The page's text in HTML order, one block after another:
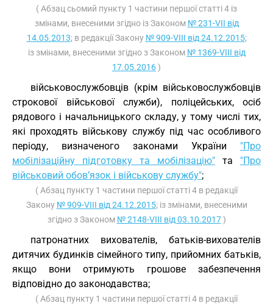
( Абзац сьомий пункту 1 частини першої статті 4 із
змінами, внесеними згідно із Законом № 231-VII від
14.05.2013; в редакції Закону № 909-VIII від 24.12.2015;
із змінами, внесеними згідно з Законом № 1369-VIII від
17.05.2016)
військовослужбовців (крім військовослужбовців
строкової військової служби), поліцейських, осіб
рядового і начальницького складу, у тому числі тих,
які проходять військову службу під час особливого
періоду, визначеного законами України "Про
мобілізаційну підготовку та мобілізацію" та "Про
військовий обов’язок і військову службу";
( Абзац пункту 1 частини першої статті 4 в редакції
Закону № 909-VIII від 24.12.2015; із змінами, внесеними
згідно з Законом № 2148-VIII від 03.10.2017)
патронатних вихователів, батьків-вихователів
дитячих будинків сімейного типу, прийомних батьків,
якщо вони отримують грошове забезпечення
відповідно до законодавства;
( Абзац пункту 1 частини першої статті 4 в редакції